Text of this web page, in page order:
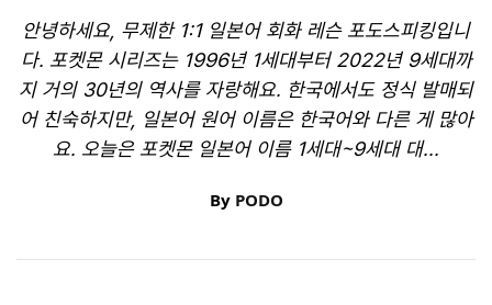
안녕하세요, 무제한 1:1 일본어 회화 레슨 포도스피킹입니
다. 포켓몬 시리즈는 1996년 1세대부터 2022년 9세대까
지 거의 30년의 역사를 자랑해요. 한국에서도 정식 발매되
어 친숙하지만, 일본어 원어 이름은 한국어와 다른 게 많아
요. 오늘은 포켓몬 일본어 이름 1세대~9세대 대...
By PODO